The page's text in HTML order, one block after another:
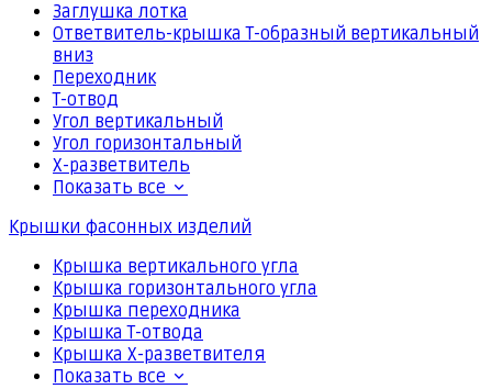
Заглушка лотка
Ответвитель-крышка Т-образный вертикальный
вниз
Переходник
Т-отвод
Угол вертикальный
Угол горизонтальный
Х-разветвитель
Показать все
Крышки фасонных изделий
Крышка вертикального угла
Крышка горизонтального угла
Крышка переходника
Крышка Т-отвода
Крышка Х-разветвителя
Показать все